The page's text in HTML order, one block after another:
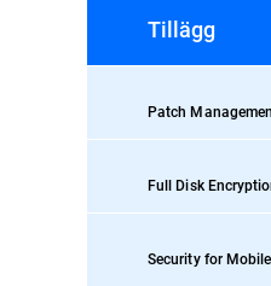
Tillägg
Patch
Full Disk
Security for Mobile